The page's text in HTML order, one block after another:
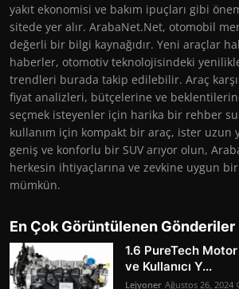
yakıt ekonomisi ve bakım ipuçları gibi
sitede yer alır. ArabaNet.Net, otomobil
değerli bir bilgi kaynağıdır. Yeni araçlar
haberler, otomotiv teknolojisindeki
trendleri burada takip edilebilir. Araç
fiyat analizleri, bütçelerine ve
seçmek isteyenler için harika bir rehber
kullanım için kompakt bir araç, ister uzun
geniş ve konforlu bir SUV arıyor olun,
herkesin ihtiyaçlarına ve zevkine uygun
mümkün.
En Çok Görüntülenen Gönderiler
1.6 PureTech
ve Kullanıcı Y...
Lejyoner Ağustos 26, 2024